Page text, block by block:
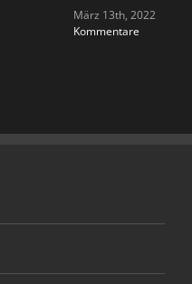
März 13th, 2022 | 0